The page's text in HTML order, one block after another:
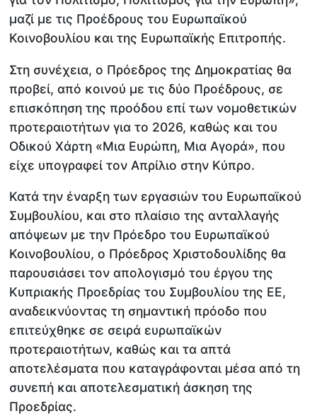
μαζί με τις Προέδρους του Ευρωπαϊκού
Κοινοβουλίου και της Ευρωπαϊκής Επιτροπής.
Στη συνέχεια, ο Πρόεδρος της Δημοκρατίας θα
προβεί, από κοινού με τις δύο Προέδρους, σε
επισκόπηση της προόδου επί των νομοθετικών
προτεραιοτήτων για το 2026, καθώς και του
Οδικού Χάρτη «Μια Ευρώπη, Μια Αγορά», που
είχε υπογραφεί τον Απρίλιο στην Κύπρο.
Κατά την έναρξη των εργασιών του Ευρωπαϊκού
Συμβουλίου, και στο πλαίσιο της ανταλλαγής
απόψεων με την Πρόεδρο του Ευρωπαϊκού
Κοινοβουλίου, ο Πρόεδρος Χριστοδουλίδης θα
παρουσιάσει τον απολογισμό του έργου της
Κυπριακής Προεδρίας του Συμβουλίου της ΕΕ,
αναδεικνύοντας τη σημαντική πρόοδο που
επιτεύχθηκε σε σειρά ευρωπαϊκών
προτεραιοτήτων, καθώς και τα απτά
αποτελέσματα που καταγράφονται μέσα από τη
συνεπή και αποτελεσματική άσκηση της
Προεδρίας.